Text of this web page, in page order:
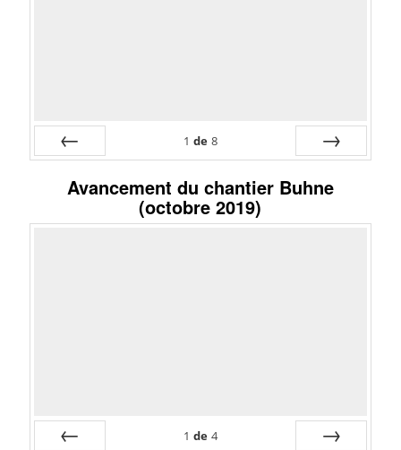
1 de 8
Avancement du chantier Buhne
(octobre 2019)
1 de 4